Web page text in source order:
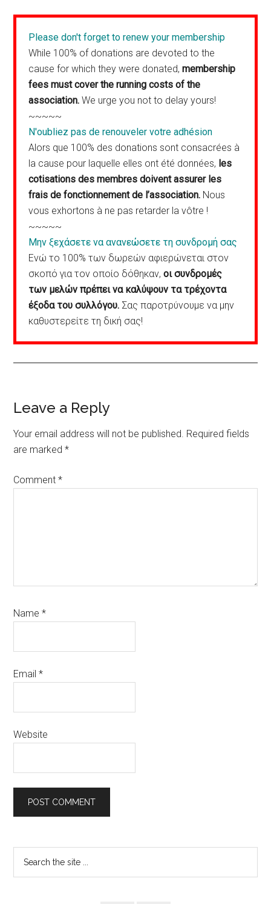
Please don't forget to renew your membership
While 100% of donations are devoted to the
cause for which they were donated,membership
fees must cover the running costs of the
association. We urge you not to delay yours!
~~~~~
N'oubliez pas de renouveler votre adhésion
Alors que 100% des donations sont consacrées à
la cause pour laquelle elles ont été données, les
cotisations des membres doivent assurer les
frais de fonctionnement de l’association. Nous
vous exhortons à ne pas retarder la vôtre !
~~~~~
Μην ξεχάσετε να ανανεώσετε τη συνδρομή σας
Ενώ το 100% των δωρεών αφιερώνεται στον
σκοπό για τον οποίο δόθηκαν,οι συνδρομές
των μελών πρέπει να καλύψουν τα τρέχοντα
έξοδα του συλλόγου. Σας παροτρύνουμε να μην
καθυστερείτε τη δική σας!
Reader
Interactions
Leave a Reply
Your email address will not be published. Required fields
are marked*
Comment*
Name*
Email*
Website
Primary
Sidebar